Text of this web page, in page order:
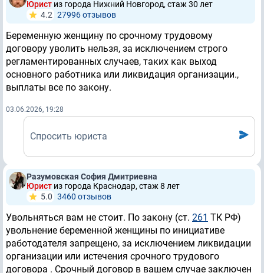
Юрист из города Нижний Новгород, стаж 30 лет
4.2 27996 отзывов
Беременную женщину по срочному трудовому
договору уволить нельзя, за исключением строго
регламентированных случаев, таких как выход
основного работника или ликвидация организации.,
выплаты все по закону.
03.06.2026, 19:28
Спросить юриста
Разумовская София Дмитриевна
Юрист из города Краснодар, стаж 8 лет
5.0 3460 отзывов
Увольняться вам не стоит. По закону (ст. 261 ТК РФ)
увольнение беременной женщины по инициативе
работодателя запрещено, за исключением ликвидации
организации или истечения срочного трудового
договора . Срочный договор в вашем случае заключен